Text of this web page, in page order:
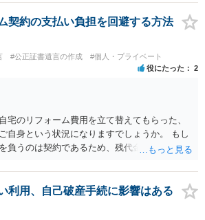
契約の支払い負担を回避する方法
#公正証書遺言の作成 #個人・プライベート
役にたった 2
宅のリフォーム費用を立て替えてもらった、
自身という状況になりますでしょうか。 もし
負うのは契約であるため、残代金を捻出して
、原則契約者が単独で全ての債務を負うこと
。 なかなか対応に難しい案件であり、公開の
も限界があるように思われますので、資料等
士に相談されることをお勧めします。
利用、自己破産手続に影響はある